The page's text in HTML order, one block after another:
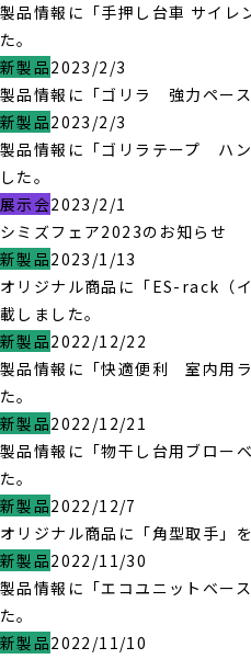
製品情報に「手押し台車 サイレ
た。
新製品2023/2/3
製品情報に「ゴリラ 強力ペース
新製品2023/2/3
製品情報に「ゴリラテープ ハ
した。
展示会2023/2/1
シミズフェア2023のお知らせ
新製品2023/1/13
オリジナル商品に「ES-rack（
載しました。
新製品2022/12/22
製品情報に「快適便利 室内用
た。
新製品2022/12/21
製品情報に「物干し台用ブロ
た。
新製品2022/12/7
オリジナル商品に「角型取手」
新製品2022/11/30
製品情報に「エコユニットベー
た。
新製品2022/11/10